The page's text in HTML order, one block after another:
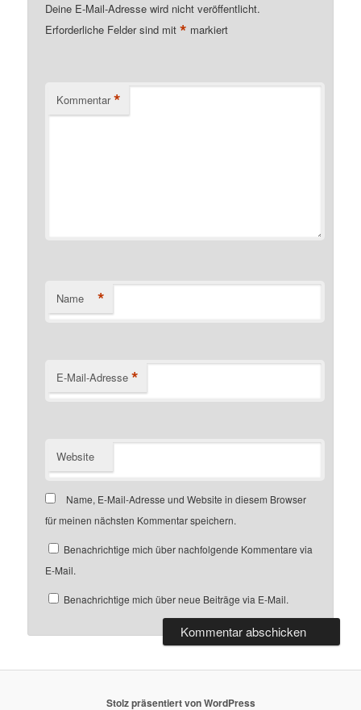
Deine E-Mail-Adresse wird nicht veröffentlicht.
Erforderliche Felder sind mit* markiert
Kommentar *
Name *
E-Mail-Adresse *
Website
Name, E-Mail-Adresse und Website in diesem Browser
für meinen nächsten Kommentar speichern.
Benachrichtige mich über nachfolgende Kommentare via
E-Mail.
Benachrichtige mich über neue Beiträge via E-Mail.
Stolz präsentiert von WordPress